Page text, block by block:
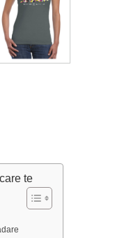
te